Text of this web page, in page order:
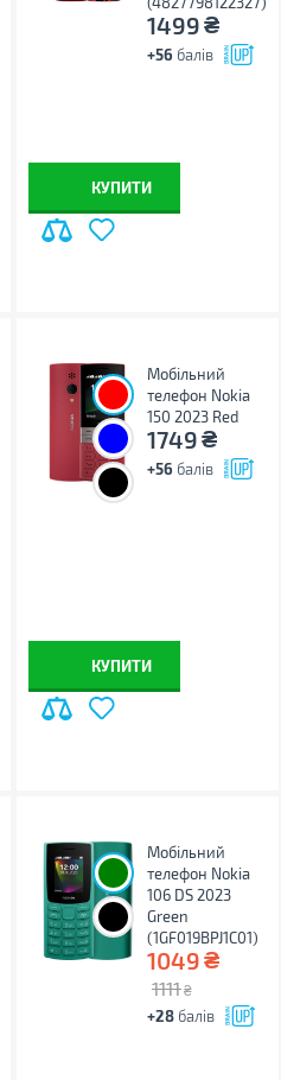
1499₴
+56 балів
КУПИТИ
Мобільний
телефон Nokia
150 2023 Red
1749₴
+56 балів
КУПИТИ
Мобільний
телефон Nokia
106 DS 2023
Green
(1GF019BPJ1C01)
1049₴
1111 ₴
+28 балів